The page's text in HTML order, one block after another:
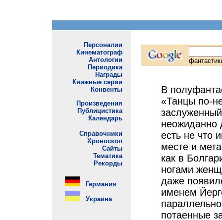
В
«Танцы по-
неожиданно
есть не что
месте и
как в
ногами
даже
именем
потаенные